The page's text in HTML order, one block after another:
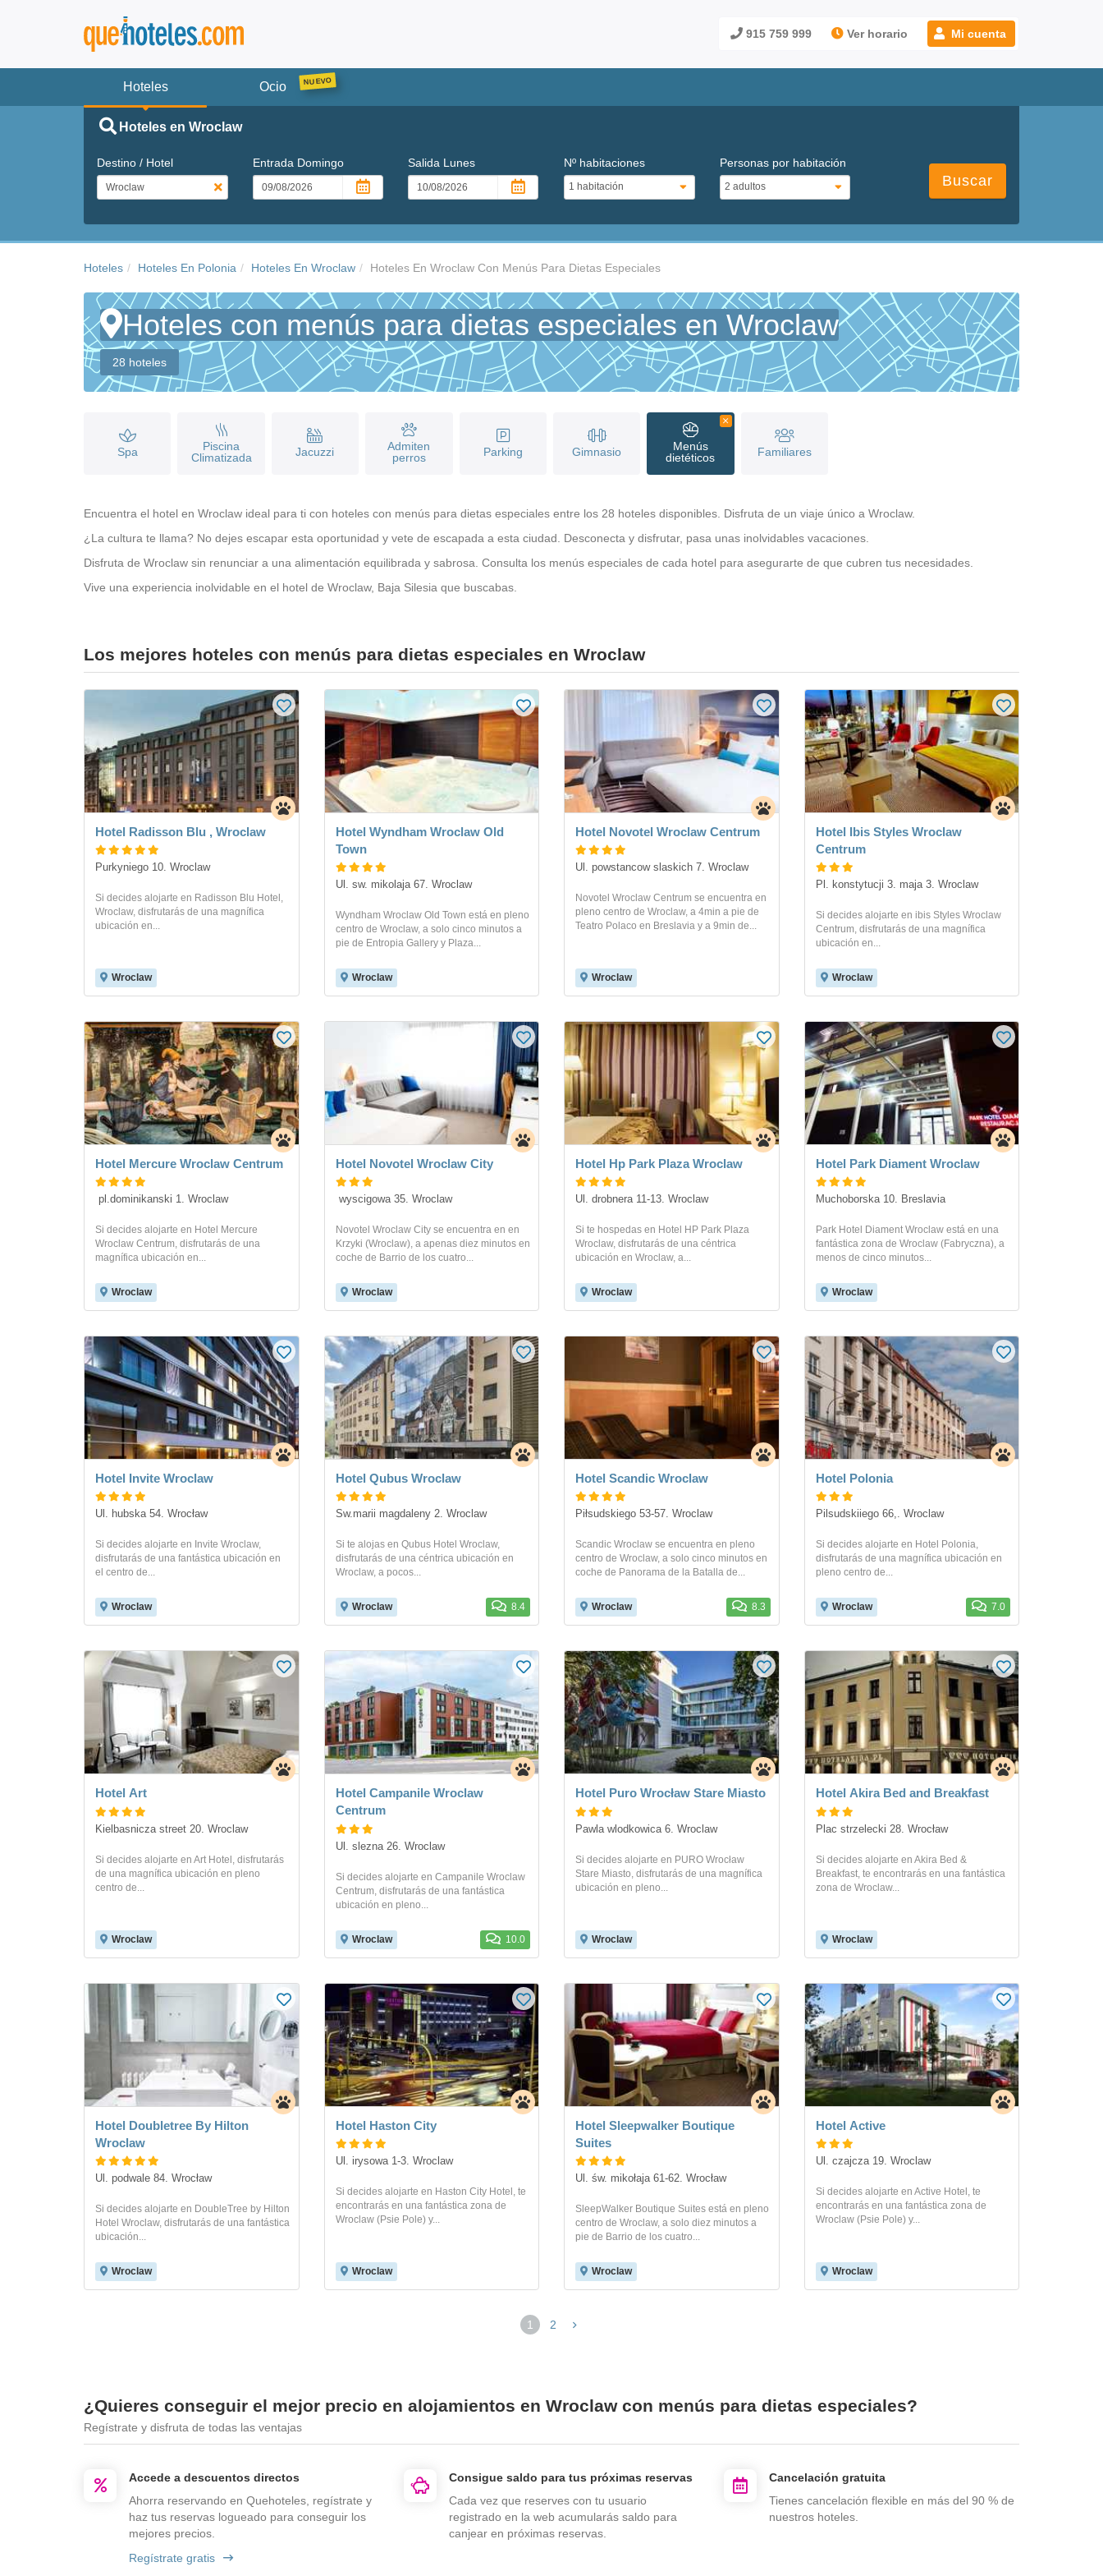
915 759 999 Ver horario Mi cuenta
Hoteles Ocio
Hoteles en Wroclaw
Destino / Hotel Entrada Domingo Salida Lunes Nº habitaciones Personas por habitación
Buscar
Hoteles Hoteles En Polonia Hoteles En Wroclaw Hoteles En Wroclaw Con Menús Para Dietas Especiales
Hoteles con menús para dietas especiales en Wroclaw
28 hoteles
Spa
Piscina
Climatizada
Jacuzzi
Admiten
perros
Parking Gimnasio
Menús
dietéticos
Familiares
Encuentra el hotel en Wroclaw ideal para ti con hoteles con menús para dietas especiales entre los 28 hoteles disponibles. Disfruta de un viaje único a Wroclaw.
¿La cultura te llama? No dejes escapar esta oportunidad y vete de escapada a esta ciudad. Desconecta y disfrutar, pasa unas inolvidables vacaciones.
Disfruta de Wroclaw sin renunciar a una alimentación equilibrada y sabrosa. Consulta los menús especiales de cada hotel para asegurarte de que cubren tus necesidades.
Vive una experiencia inolvidable en el hotel de Wroclaw, Baja Silesia que buscabas.
Los mejores hoteles con menús para dietas especiales en Wroclaw
Hotel Radisson Blu , Wroclaw
Purkyniego 10. Wroclaw
Si decides alojarte en Radisson Blu Hotel,
Wroclaw, disfrutarás de una magnífica
ubicación en...
Wroclaw
Hotel Wyndham Wroclaw Old
Town
Ul. sw. mikolaja 67. Wroclaw
Wyndham Wroclaw Old Town está en pleno
centro de Wroclaw, a solo cinco minutos a
pie de Entropia Gallery y Plaza...
Wroclaw
Hotel Novotel Wroclaw Centrum
Ul. powstancow slaskich 7. Wroclaw
Novotel Wroclaw Centrum se encuentra en
pleno centro de Wroclaw, a 4min a pie de
Teatro Polaco en Breslavia y a 9min de...
Wroclaw
Hotel Ibis Styles Wroclaw
Centrum
Pl. konstytucji 3. maja 3. Wroclaw
Si decides alojarte en ibis Styles Wroclaw
Centrum, disfrutarás de una magnífica
ubicación en...
Wroclaw
Hotel Mercure Wroclaw Centrum
pl.dominikanski 1. Wroclaw
Si decides alojarte en Hotel Mercure
Wroclaw Centrum, disfrutarás de una
magnífica ubicación en...
Wroclaw
Hotel Novotel Wroclaw City
wyscigowa 35. Wroclaw
Novotel Wroclaw City se encuentra en en
Krzyki (Wroclaw), a apenas diez minutos en
coche de Barrio de los cuatro...
Wroclaw
Hotel Hp Park Plaza Wroclaw
Ul. drobnera 11-13. Wroclaw
Si te hospedas en Hotel HP Park Plaza
Wroclaw, disfrutarás de una céntrica
ubicación en Wroclaw, a...
Wroclaw
Hotel Park Diament Wroclaw
Muchoborska 10. Breslavia
Park Hotel Diament Wroclaw está en una
fantástica zona de Wroclaw (Fabryczna), a
menos de cinco minutos...
Wroclaw
Hotel Invite Wroclaw
Ul. hubska 54. Wrocław
Si decides alojarte en Invite Wroclaw,
disfrutarás de una fantástica ubicación en
el centro de...
Wroclaw
Hotel Qubus Wroclaw
Sw.marii magdaleny 2. Wroclaw
Si te alojas en Qubus Hotel Wroclaw,
disfrutarás de una céntrica ubicación en
Wroclaw, a pocos...
Wroclaw 8.4
Hotel Scandic Wroclaw
Piłsudskiego 53-57. Wroclaw
Scandic Wroclaw se encuentra en pleno
centro de Wroclaw, a solo cinco minutos en
coche de Panorama de la Batalla de...
Wroclaw 8.3
Hotel Polonia
Pilsudskiiego 66,. Wroclaw
Si decides alojarte en Hotel Polonia,
disfrutarás de una magnífica ubicación en
pleno centro de...
Wroclaw 7.0
Hotel Art
Kielbasnicza street 20. Wroclaw
Si decides alojarte en Art Hotel, disfrutarás
de una magnífica ubicación en pleno
centro de...
Wroclaw
Hotel Campanile Wroclaw
Centrum
Ul. slezna 26. Wroclaw
Si decides alojarte en Campanile Wroclaw
Centrum, disfrutarás de una fantástica
ubicación en pleno...
Wroclaw 10.0
Hotel Puro Wrocław Stare Miasto
Pawla wlodkowica 6. Wroclaw
Si decides alojarte en PURO Wrocław
Stare Miasto, disfrutarás de una magnífica
ubicación en pleno...
Wroclaw
Hotel Akira Bed and Breakfast
Plac strzelecki 28. Wrocław
Si decides alojarte en Akira Bed &
Breakfast, te encontrarás en una fantástica
zona de Wroclaw...
Wroclaw
Hotel Doubletree By Hilton
Wroclaw
Ul. podwale 84. Wrocław
Si decides alojarte en DoubleTree by Hilton
Hotel Wroclaw, disfrutarás de una fantástica
ubicación...
Wroclaw
Hotel Haston City
Ul. irysowa 1-3. Wroclaw
Si decides alojarte en Haston City Hotel, te
encontrarás en una fantástica zona de
Wroclaw (Psie Pole) y...
Wroclaw
Hotel Sleepwalker Boutique
Suites
Ul. św. mikołaja 61-62. Wrocław
SleepWalker Boutique Suites está en pleno
centro de Wroclaw, a solo diez minutos a
pie de Barrio de los cuatro...
Wroclaw
Hotel Active
Ul. czajcza 19. Wroclaw
Si decides alojarte en Active Hotel, te
encontrarás en una fantástica zona de
Wroclaw (Psie Pole) y...
Wroclaw
1 2
¿Quieres conseguir el mejor precio en alojamientos en Wroclaw con menús para dietas especiales?
Regístrate y disfruta de todas las ventajas
Accede a descuentos directos
Ahorra reservando en Quehoteles, regístrate y
haz tus reservas logueado para conseguir los
mejores precios.
Regístrate gratis
Consigue saldo para tus próximas reservas
Cada vez que reserves con tu usuario
registrado en la web acumularás saldo para
canjear en próximas reservas.
Cancelación gratuita
Tienes cancelación flexible en más del 90 % de
nuestros hoteles.